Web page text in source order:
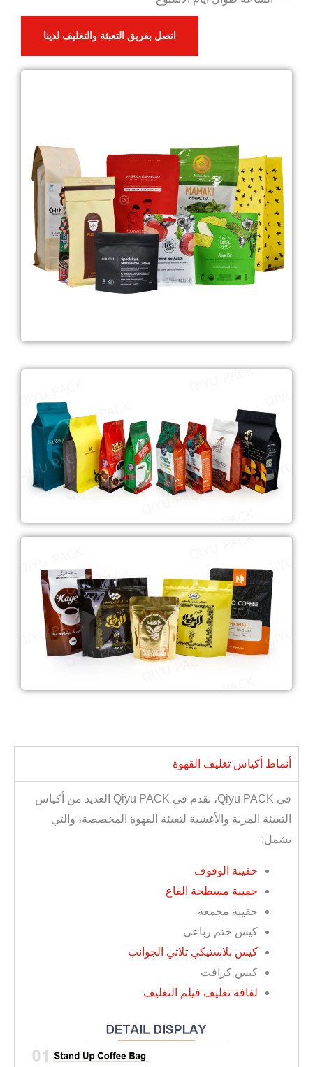
اتصل بفريق التعبئة والتغليف لدينا
أنماط أكياس تغليف القهوة
في Qiyu PACK، نقدم في Qiyu PACK العديد من أكياس
التعبئة المرنة والأغشية لتعبئة القهوة المخصصة، والتي
تشمل:
حقيبة الوقوف
حقيبة مسطحة القاع
حقيبة مجمعة
كيس ختم رباعي
كيس بلاستيكي ثلاثي الجوانب
كيس كرافت
لفافة تغليف فيلم التغليف